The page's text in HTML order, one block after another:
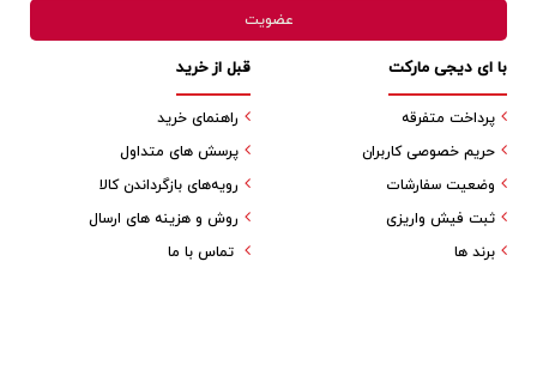
قبل از خرید
راهنمای خرید
پرسش های متداول
رویه‌های بازگرداندن کالا
روش و هزینه های ارسال
تماس با ما
با ای دیجی مارکت
پرداخت متفرقه
حریم خصوصی کاربران
وضعیت سفارشات
ثبت فیش واریزی
برند ها